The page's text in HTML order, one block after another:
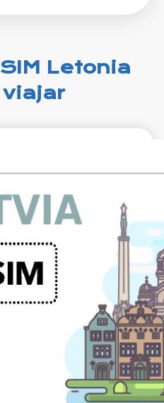
Letonia
viajar
Tele2